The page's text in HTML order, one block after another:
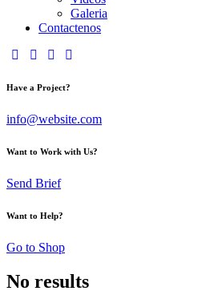
Galeria
Contactenos
Have a Project?
info@website.com
Want to Work with Us?
Send Brief
Want to Help?
Go to Shop
No results